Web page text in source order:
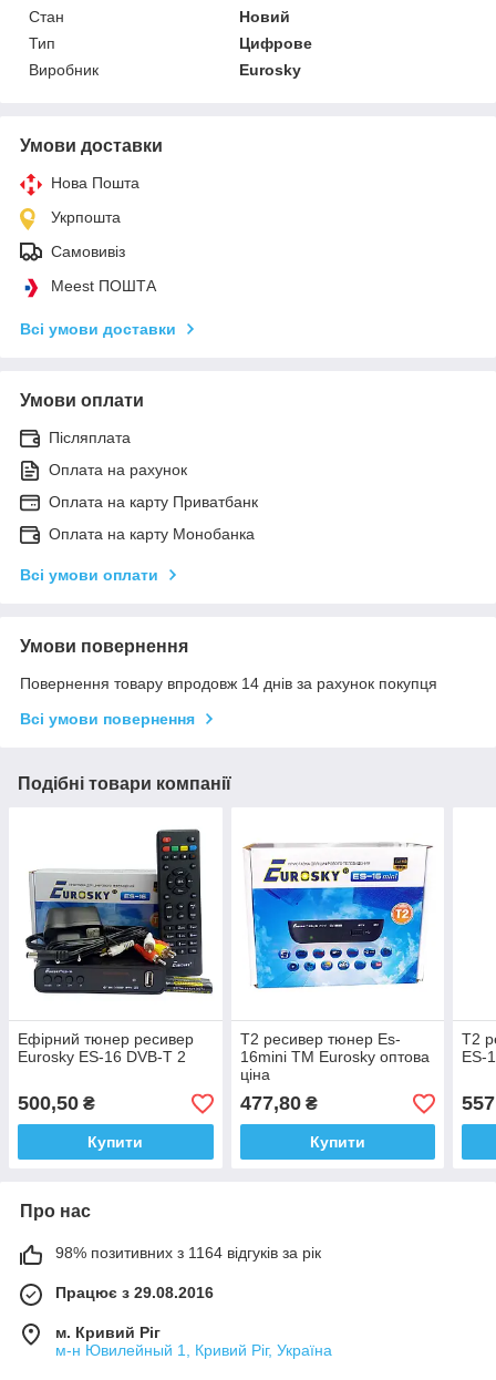
Стан
Новий
Тип
Цифрове
Виробник
Eurosky
Умови доставки
Нова Пошта
Укрпошта
Самовивіз
Meest ПОШТА
Всі умови доставки
Умови оплати
Післяплата
Оплата на рахунок
Оплата на карту Приватбанк
Оплата на карту Монобанка
Всі умови оплати
Умови повернення
Повернення товару впродовж 14 днів за рахунок покупця
Всі умови повернення
Подібні товари компанії
Ефірний тюнер ресивер
Eurosky ES-16 DVB-T 2
500,50 ₴
Купити
Т2 ресивер тюнер Es-
16mini ТМ Eurosky оптова
ціна
477,80₴
Купити
Т2
ES-
Про нас
98% позитивних з 1164 відгуків за рік
Працює з 29.08.2016
м. Кривий Ріг
м-н Ювилейный 1, Кривий Ріг, Україна